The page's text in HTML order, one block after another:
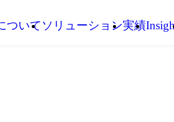
ついてソリューション実績